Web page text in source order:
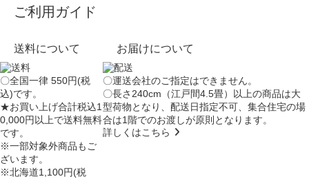
ご利用ガイド
送料について
〇全国一律 550円(税
込)です。
★お買い上げ合計税込1
0,000円以上で送料無料
です。
※一部対象外商品もご
ざいます。
※北海道1,100円(税
お届けについて
〇運送会社のご指定はできません。
〇長さ240cm（江戸間4.5畳）以上の商品は大
型荷物となり、配送日指定不可、集合住宅の場
合は1階でのお渡しが原則となります。
詳しくはこちら